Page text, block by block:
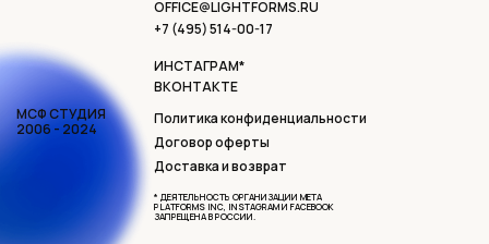
МСФ СТУДИЯ
2006 - 2024
ИНСТАГРАМ*
ВКОНТАКТЕ
+7 (495) 514-00-17
OFFICE@LIGHTFORMS.RU
* ДЕЯТЕЛЬНОСТЬ ОРГАНИЗАЦИИ META
PLATFORMS INC, INSTAGRAM И FACEBOOK
ЗАПРЕЩЕНА В РОССИИ.
Политика конфиденциальности
Договор оферты
Доставка и возврат